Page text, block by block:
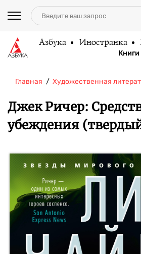
Азбука Иностранка
Книги
Главная Художественная
Джек Ричер:
убеждения